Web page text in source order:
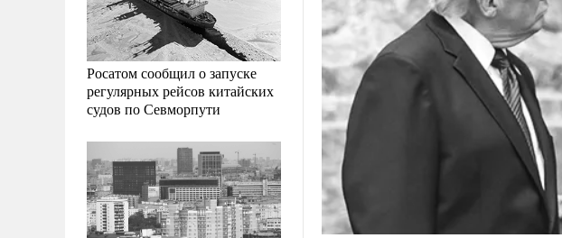
Росатом сообщил о запуске
регулярных рейсов китайских
судов по Севморпути